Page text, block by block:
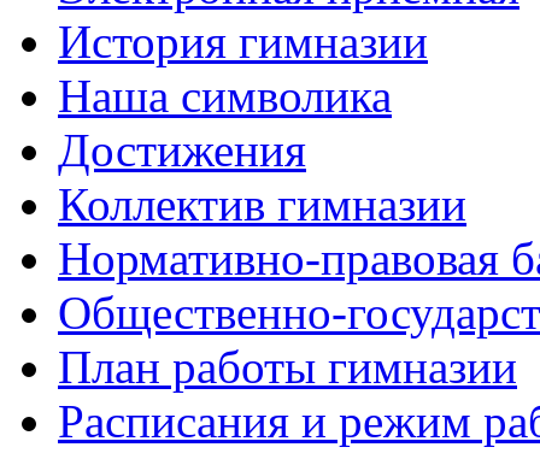
История гимназии
Наша символика
Достижения
Коллектив гимназии
Нормативно-правовая
Общественно-
План работы гимназии
Расписания и режим